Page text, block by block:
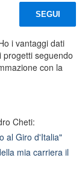
SEGUI
i vantaggi dati
seguendo
con la
Cheti:
al Giro d'Italia"
mia carriera il